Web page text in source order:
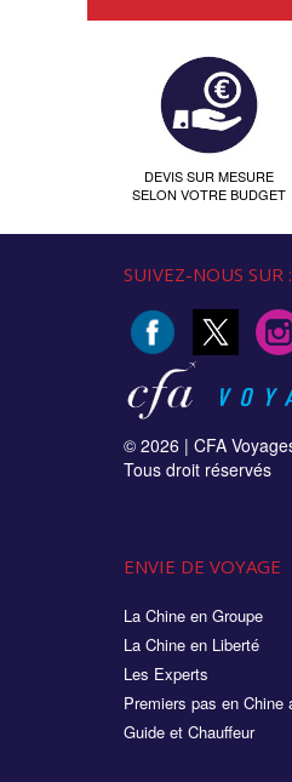
DEVIS SUR MESURE
SELON VOTRE BUDGET
SUIVEZ-NOUS SUR :
© 2026 | CFA
Tous droit réservés
ENVIE DE VOYAGE
La Chine en Groupe
La Chine en Liberté
Les Experts
Premiers pas en Chine
Guide et Chauffeur